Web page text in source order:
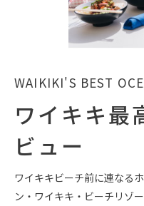
WAIKIKI'S BEST
ワイキキ最
ビュー
ワイキキビーチ前に連なる
ン・ワイキキ・ビーチリゾ